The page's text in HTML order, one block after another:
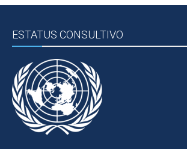
ESTATUS CONSULTIVO